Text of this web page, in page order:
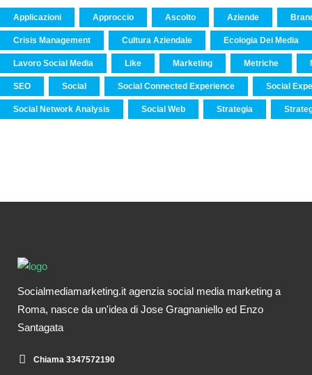
Applicazioni Approccio Ascolto Aziende
Crisis Management Cultura Aziendale Ecologia Dei Media
Lavoro Social Media Like Marketing Metriche
SEO Social Social Connected Experience Social
Social Network Analysis Social Web Strategia
Socialmediamarketing.it agenzia social media marketing a
Roma, nasce da un'idea di Jose Gragnaniello ed Enzo
Santagata
Chiama 3347572190